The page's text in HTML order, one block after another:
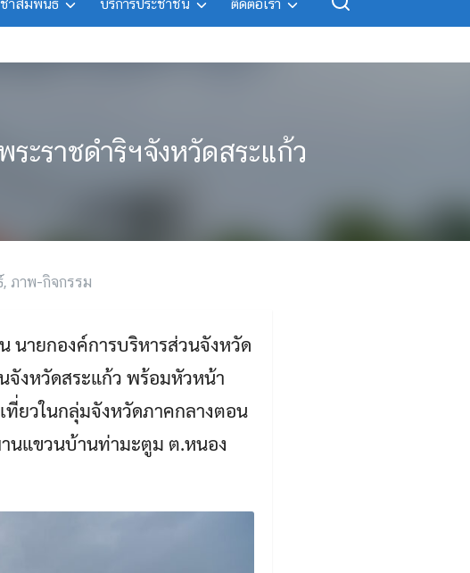
ชาสัมพันธ์ บริการประชาชน ติดต่อเรา
ะราชดำริฯจังหวัดสระแก้ว
, ภาพ-กิจกรรม
นายกองค์การบริหารส่วนจังหวัด
จังหวัดสระแก้ว พร้อมหัวหน้า
ยวในกลุ่มจังหวัดภาคกลางตอน
นแขวนบ้านท่ามะตูม ต.หนอง